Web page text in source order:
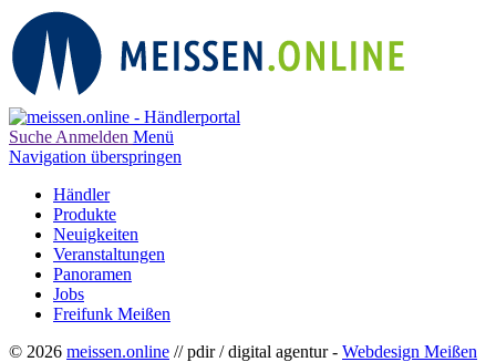
Suche Anmelden Menü
Navigation überspringen
Händler
Produkte
Neuigkeiten
Veranstaltungen
Panoramen
Jobs
Freifunk Meißen
© 2026 meissen.online // pdir / digital agentur - Webdesign Meißen